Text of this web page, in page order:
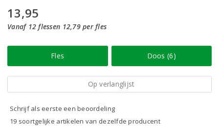
13,95
Vanaf 12 flessen 12,79 per fles
Fles Doos (6)
Op verlanglijst
Schrijf als eerste een beoordeling
19 soortgelijke artikelen van dezelfde producent